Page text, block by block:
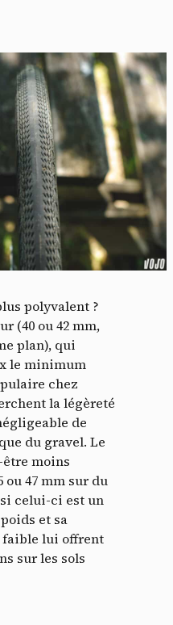
polyvalent ?
(40 ou 42 mm,
plan), qui
le minimum
chez
la légèreté
de
du gravel. Le
être moins
47 mm sur du
celui-ci est un
et sa
faible lui offrent
sur les sols